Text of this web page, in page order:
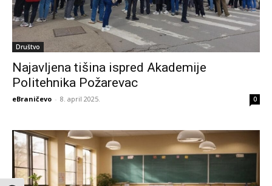
Društvo
Najavljena tišina ispred Akademije
Politehnika Požarevac
eBraničevo - 8. april 2025. 0